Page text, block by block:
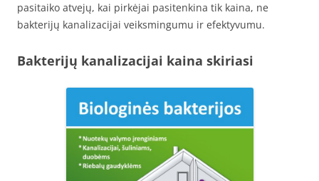
pasitaiko atvejų, kai pirkėjai pasitenkina tik kaina, ne
bakterijų kanalizacijai veiksmingumu ir efektyvumu.
Bakterijų kanalizacijai kaina skiriasi